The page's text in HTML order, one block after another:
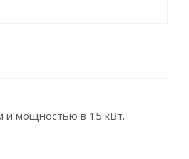
и мощностью в 15 кВт.